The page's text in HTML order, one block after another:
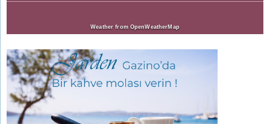
Weather from OpenWeatherMap